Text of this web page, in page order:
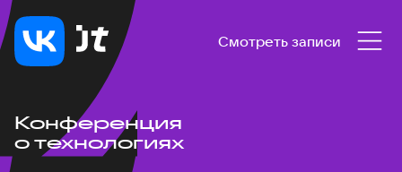
Смотреть записи
Конференция
о технологиях